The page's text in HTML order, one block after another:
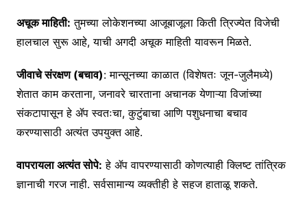
अचूक माहिती: तुमच्या लोकेशनच्या आजूबाजूला किती त्रिज्येत विजेची
हालचाल सुरू आहे, याची अगदी अचूक माहिती यावरून मिळते.
जीवाचे संरक्षण (बचाव): मान्सूनच्या काळात (विशेषतः जून-जुलैमध्ये)
शेतात काम करताना, जनावरे चारताना अचानक येणाऱ्या विजांच्या
संकटापासून हे ॲप स्वतःचा, कुटुंबाचा आणि पशुधनाचा बचाव
करण्यासाठी अत्यंत उपयुक्त आहे.
वापरायला अत्यंत सोपे: हे ॲप वापरण्यासाठी कोणत्याही क्लिष्ट तांत्रिक
ज्ञानाची गरज नाही. सर्वसामान्य व्यक्तीही हे सहज हाताळू शकते.